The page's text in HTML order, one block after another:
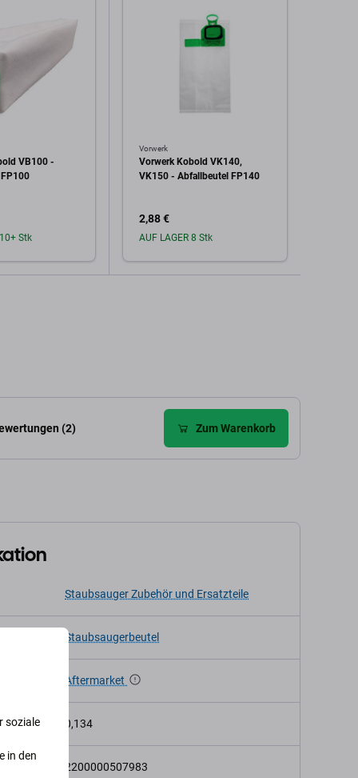
VB100 -
Stk
Vorwerk
Vorwerk Kobold VK140,
VK150 - Abfallbeutel FP140
2,88 €
AUF LAGER 8 Stk
(2) Zum Warenkorb
Staubsauger Zubehör und Ersatzteile
Staubsaugerbeutel
Aftermarket
(kg) 0,134
2200000507983
soziale
in den